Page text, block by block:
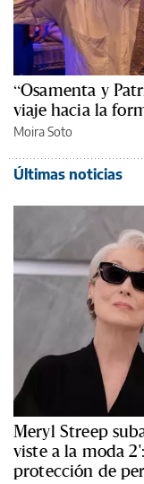
“Osamenta y
viaje hacia la
Moira Soto
Últimas noticias
Meryl Streep
viste a la moda
protección de